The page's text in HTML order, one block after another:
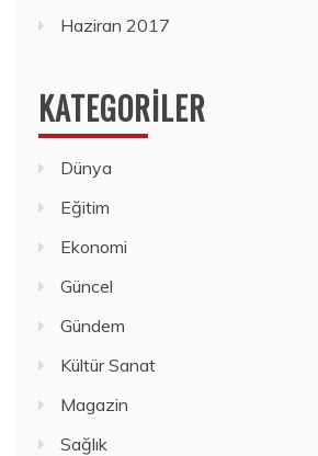
Haziran 2017
KATEGORILER
Dünya
Eğitim
Ekonomi
Güncel
Gündem
Kültür Sanat
Magazin
Sağlık